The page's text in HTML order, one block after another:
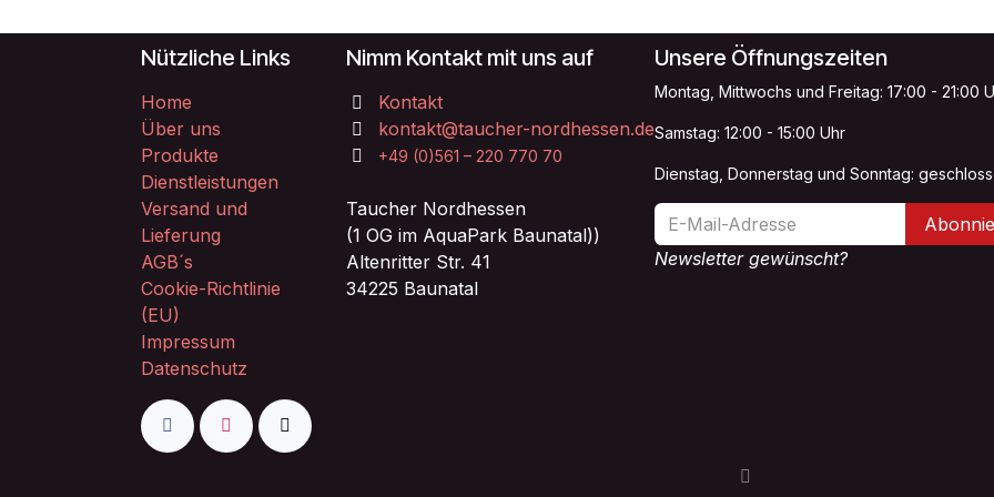
Nützliche Links
Home
Über uns
Produkte
Dienstleistungen
Versand und
Lieferung
AGB´s
Cookie-Richtlinie
(EU)
Impressum
Datenschutz
Nimm Kontakt mit uns auf
Kontakt
kontakt@taucher-nordhessen.de
+49 (0)561 – 220 770 70
Taucher Nordhessen
(1 OG im AquaPark Baunatal))
Altenritter Str. 41
34225 Baunatal
Unsere Öffnungszeiten
Montag, Mittwochs und Freitag: 17:00 - 21:00
Samstag: 12:00 - 15:00 Uhr
Dienstag, Donnerstag und Sonntag:
Newsletter gewünscht?